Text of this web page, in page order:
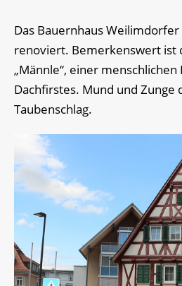
Das Bauernhaus
renoviert. Bemerkenswert ist
„Männle“, einer
Dachfirstes. Mund und
Taubenschlag.